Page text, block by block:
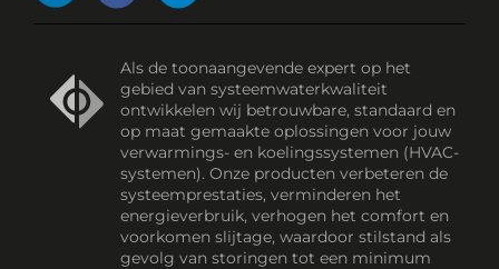
Als de toonaangevende expert op het
gebied van systeemwaterkwaliteit
ontwikkelen wij betrouwbare, standaard en
op maat gemaakte oplossingen voor jouw
verwarmings- en koelingssystemen (HVAC-
systemen). Onze producten verbeteren de
systeemprestaties, verminderen het
energieverbruik, verhogen het comfort en
voorkomen slijtage, waardoor stilstand als
gevolg van storingen tot een minimum